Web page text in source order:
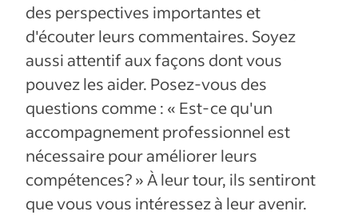
des perspectives importantes et
d'écouter leurs commentaires. Soyez
aussi attentif aux façons dont vous
pouvez les aider. Posez-vous des
questions comme : « Est-ce qu'un
accompagnement professionnel est
nécessaire pour améliorer leurs
compétences? » À leur tour, ils sentiront
que vous vous intéressez à leur avenir.